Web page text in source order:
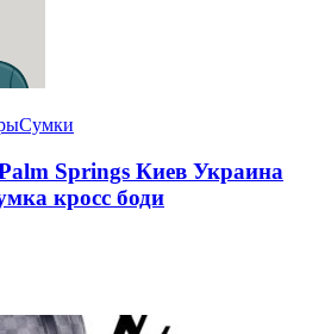
Сумки
Springs Киев Украина
кросс боди